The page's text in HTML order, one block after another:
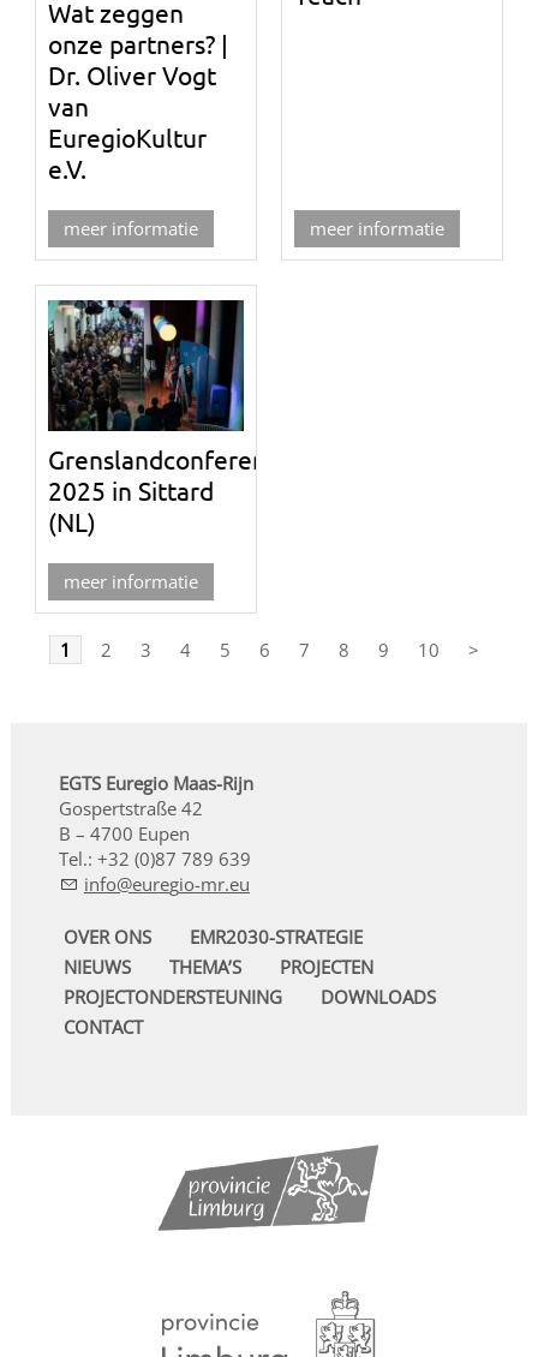
Wat zeggen
onze partners? |
Dr. Oliver Vogt
van
EuregioKultur
e.V.
meer informatie meer informatie
Grenslandconferentie
2025 in Sittard
(NL)
meer informatie
1 2 3 4 5 6 7 8 9 10 >
EGTS Euregio Maas-Rijn
Gospertstraße 42
B – 4700 Eupen
Tel.: +32 (0)87 789 639
nf
r g -mr
OVER ONS
EMR2030-STRATEGIE
NIEUWS
THEMA’S
PROJECTEN
PROJECTONDERSTEUNING
DOWNLOADS
CONTACT